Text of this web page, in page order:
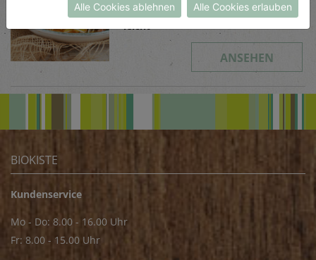
Schwierigkeit
leicht
ANSEHEN
BIOKISTE
Kundenservice
Mo - Do: 8.00 - 16.00 Uhr
Fr: 8.00 - 15.00 Uhr
Alle Cookies ablehnen Alle Cookies erlauben